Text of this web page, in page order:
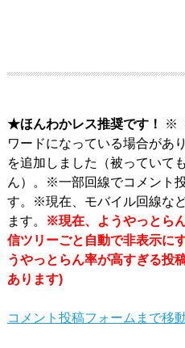
★ほんわかレス推奨です！
※
ワードになっている場合があ
を追加しました（被っていて
ん）。※一部回線でコメント
す。※現在、モバイル回線な
ます。
※現在、ようやっとら
信ツリーごと自動で非表示に
うやっとらん率が高すぎる投
あります)
コメント投稿フォームまで移